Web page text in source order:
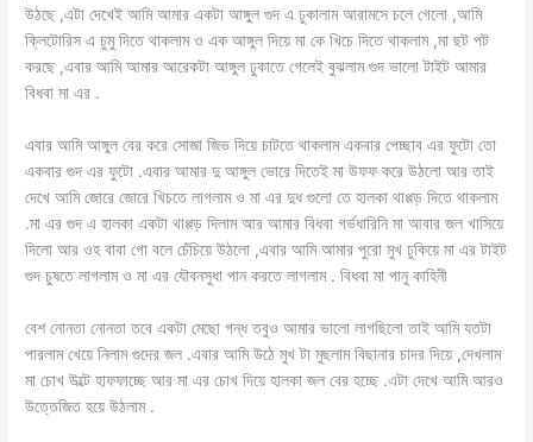
উঠছে ,এটা দেখেই আমি আমার একটা আঙ্গুল গুদ এ ঢুকালাম আরামসে চলে গেলো ,আমি
ক্লিটোরিস এ চুমু দিতে থাকলাম ও এক আঙ্গুল দিয়ে মা কে খিচে দিতে থাকলাম ,মা ছট পট
করছে ,এবার আমি আমার আরেকটা আঙ্গুল ঢুকাতে গেলেই বুঝলাম গুদ ভালো টাইট আমার
বিধবা মা এর .
এবার আমি আঙ্গুল বের করে সোজা জিভ দিয়ে চাটতে থাকলাম একবার পেচ্ছাব এর ফুটো তো
একবার গুদ এর ফুটো .এবার আমার দু আঙ্গুল ভোরে দিতেই মা উফফ করে উঠলো আর তাই
দেখে আমি জোরে জোরে খিচতে লাগলাম ও মা এর দুধ গুলো তে হালকা থাপ্পড় দিতে থাকলাম
.মা এর গুদ এ হালকা একটা থাপ্পড় দিলাম আর আমার বিধবা গর্ভধারিনি মা আবার জল খাসিয়ে
দিলো আর ওহ বাবা গো বলে চেঁচিয়ে উঠলো ,এবার আমি আমার পুরো মুখ ঢুকিয়ে মা এর টাইট
গুদ চুষতে লাগলাম ও মা এর যৌবনসুধা পান করতে লাগলাম . বিধবা মা পানু কাহিনী
বেশ নোনতা নোনতা তবে একটা মেছো গন্ধ তবুও আমার ভালো লাগছিলো তাই আমি যতটা
পারলাম খেয়ে নিলাম গুদের জল .এবার আমি উঠে মুখ টা মুছলাম বিছানার চাদর দিয়ে ,দেখলাম
মা চোখ উল্টে হাফফাচ্ছে আর মা এর চোখ দিয়ে হালকা জল বের হচ্ছে .এটা দেখে আমি আরও
উত্তেজিত হয়ে উঠলাম .